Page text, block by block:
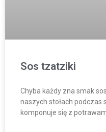
Sos tzatziki
Chyba każdy zna smak
naszych stołach podczas
komponuje się z